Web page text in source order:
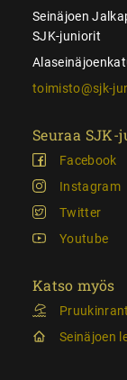
Seinäjoen
SJK-juniorit
toimisto@sjk-
Seuraa
Facebook
Instagram
Twitter
Youtube
Katso myös
Seinäjoen